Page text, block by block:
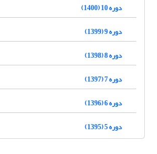
دوره 10 (1400)
دوره 9 (1399)
دوره 8 (1398)
دوره 7 (1397)
دوره 6 (1396)
دوره 5 (1395)